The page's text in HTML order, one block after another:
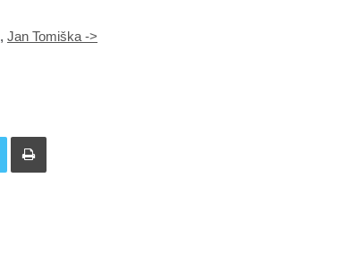
, Jan Tomiška ->
Tisknout